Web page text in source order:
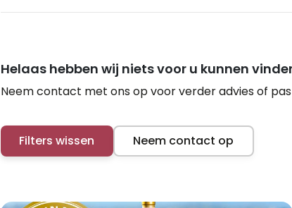
Helaas hebben wij niets voor u kunnen
Neem contact met ons op voor verder advies of
Filters wissen Neem contact op